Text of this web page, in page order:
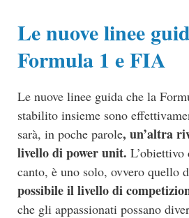
Le nuove linee
Formula 1 e FIA
Le nuove linee guida che la
stabilito insieme sono
sarà, in poche parole, un’altra
livello di power unit.
canto, è uno solo, ovvero quello
possibile il livello di
che gli appassionati possano